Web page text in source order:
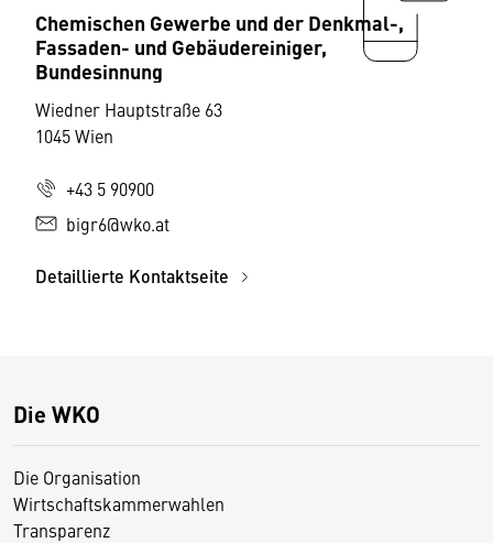
Chemischen Gewerbe und der Denkmal-,
Fassaden- und Gebäudereiniger,
Bundesinnung
Wiedner Hauptstraße 63
1045 Wien
+43 5 90900
bigr6@wko.at
Detaillierte Kontaktseite
Die WKO
Die Organisation
Wirtschaftskammerwahlen
Transparenz